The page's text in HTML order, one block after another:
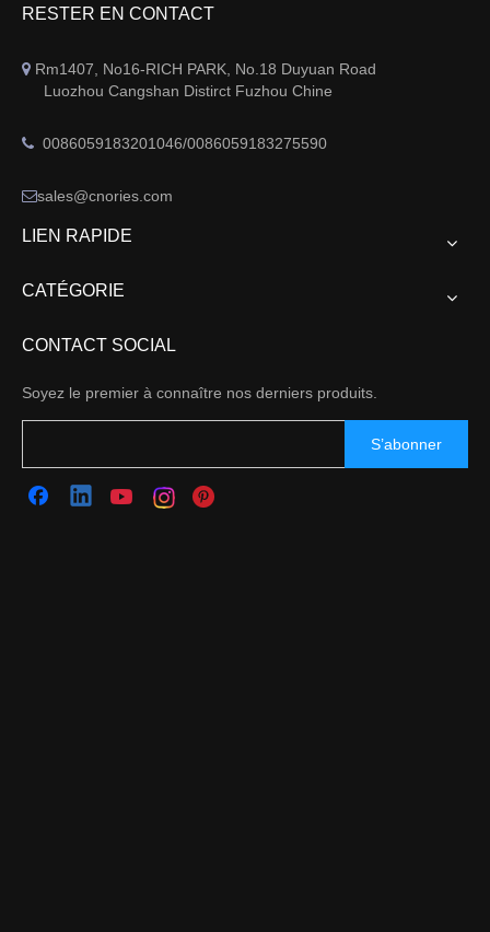
RESTER EN CONTACT
 Rm1407, No16-RICH PARK, No.18 Duyuan Road
Luozhou Cangshan Distirct Fuzhou Chine
 0086059183201046/0086059183275590
sales@cnories.com
LIEN RAPIDE
CATÉGORIE
CONTACT SOCIAL
Soyez le premier à connaître nos derniers produits.
S’abonner